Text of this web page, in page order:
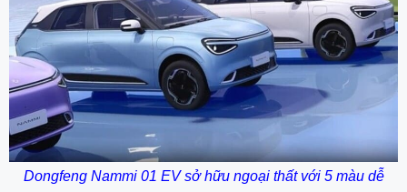
Dongfeng Nammi 01 EV sở hữu ngoại thất với 5 màu dễ